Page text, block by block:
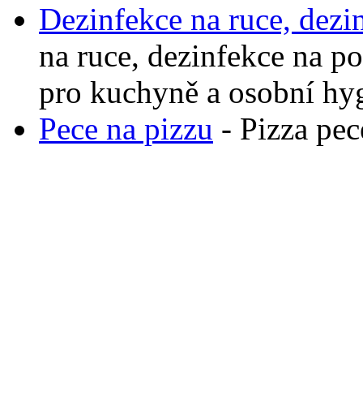
Dezinfekce na ruce,
na ruce, dezinfekce na
pro kuchyně a osobní
Pece na pizzu - Pizza